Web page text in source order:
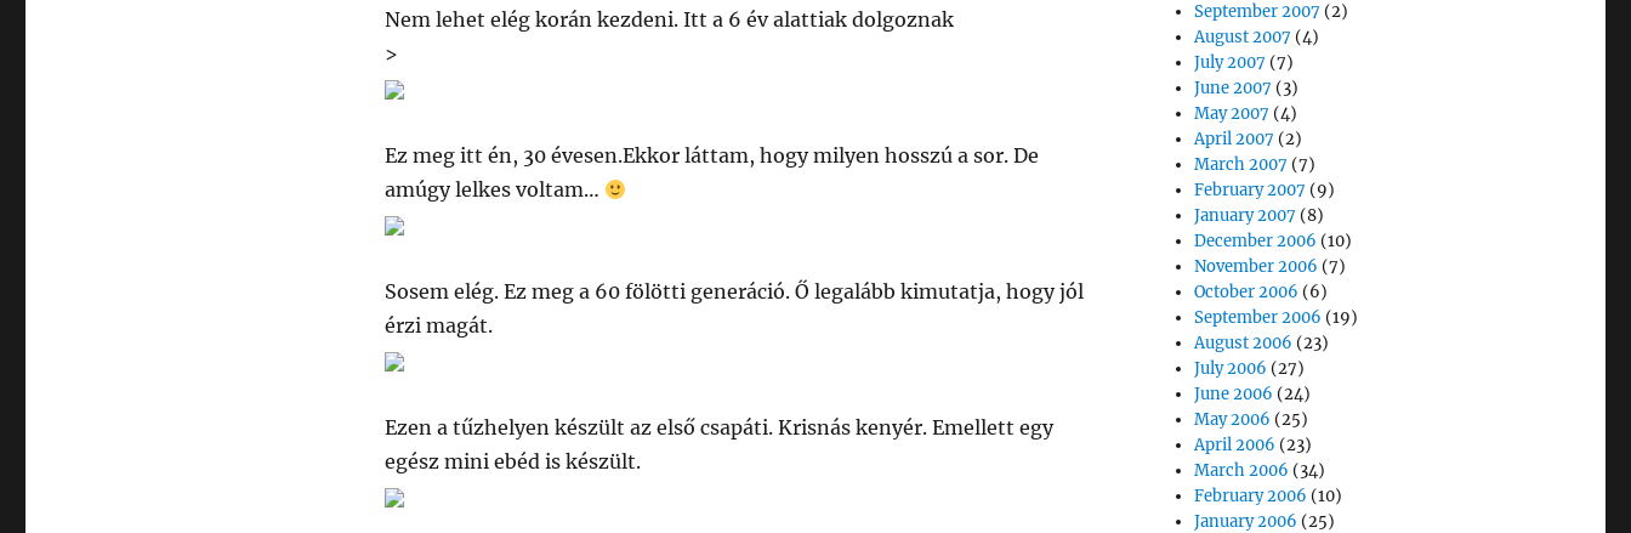
Nem lehet elég korán kezdeni. Itt a 6 év alattiak dolgoznak
>
Ez meg itt én, 30 évesen.Ekkor láttam, hogy milyen hosszú a sor. De
amúgy lelkes voltam…
Sosem elég. Ez meg a 60 fölötti generáció. Ő legalább kimutatja, hogy jól
érzi magát.
Ezen a tűzhelyen készült az első csapáti. Krisnás kenyér. Emellett egy
egész mini ebéd is készült.
September 2007 (2)
August 2007 (4)
July 2007 (7)
June 2007 (3)
May 2007 (4)
April 2007 (2)
March 2007 (7)
February 2007 (9)
January 2007 (8)
December 2006 (10)
November 2006 (7)
October 2006 (6)
September 2006 (19)
August 2006 (23)
July 2006 (27)
June 2006 (24)
May 2006 (25)
April 2006 (23)
March 2006 (34)
February 2006 (10)
January 2006 (25)